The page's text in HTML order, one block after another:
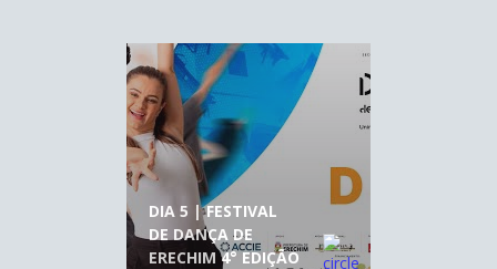
DIA 5 | FESTIVAL
DE DANÇA DE
ERECHIM 4° EDIÇÃO